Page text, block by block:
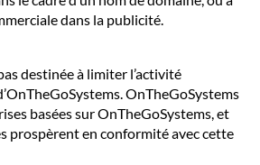
dans la publicité.
destinée à limiter l’activité
OnTheGoSystems
basées sur OnTheGoSystems, et
prospèrent en conformité avec cette